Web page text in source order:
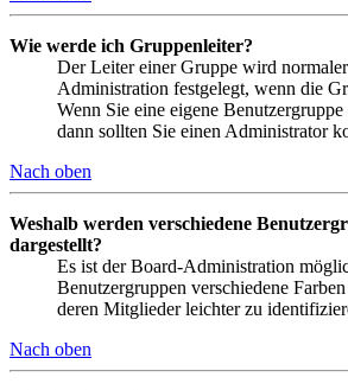
Wie werde ich Gruppenleiter?
Der Leiter einer Gruppe wird
Administration festgelegt, wenn die
Wenn Sie eine eigene
dann sollten Sie einen Administrator
Nach oben
Weshalb werden verschiedene
dargestellt?
Es ist der Board-Administration
Benutzergruppen verschiedene
deren Mitglieder leichter zu
Nach oben